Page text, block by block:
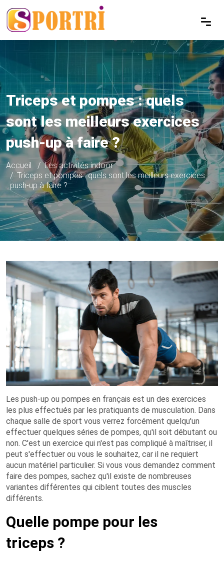
Triceps et pompes : quels
sont les meilleurs exercices
push-up à faire ?
Accueil
Les activités indoor
Triceps et pompes : quels sont les meilleurs exercices
push-up à faire ?
Les push-up ou pompes en français est un des exercices
les plus effectués par les pratiquants de musculation. Dans
chaque salle de sport vous verrez forcément quelqu'un
effectuer quelques séries de pompes, qu'il soit débutant ou
non. C'est un exercice qui n'est pas compliqué à maîtriser, il
peut s'effectuer ou vous le souhaitez, car il ne requiert
aucun matériel particulier. Si vous vous demandez comment
faire des pompes, sachez qu'il existe de nombreuses
variantes différentes qui ciblent toutes des muscles
différents.
Quelle pompe pour les
triceps ?